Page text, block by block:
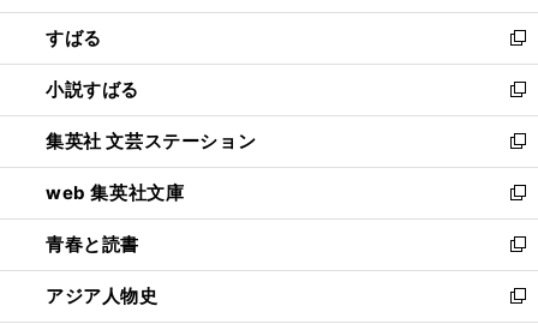
開
く
ウ
で
開
く
ン
ド
ウ
で
開
く
すばる
新
し
い
ウ
ィ
ン
ド
ウ
で
開
く
小説すばる
新
し
い
ウ
ィ
ン
ド
ウ
で
集英社 文芸ステーション
新
し
い
ウ
ィ
ン
ド
web 集英社文庫
新
し
い
ウ
ィ
青春と読書
新
し
い
アジア人物史
新